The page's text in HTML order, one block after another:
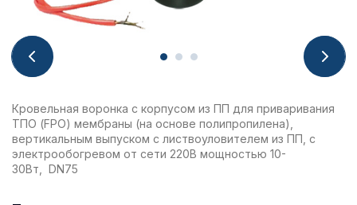
Кровельная воронка с корпусом из ПП для приваривания
ТПО (FPO) мембраны (на основе полипропилена),
вертикальным выпуском с листвоуловителем из ПП, с
электрообогревом от сети 220В мощностью 10-
30Вт, DN75